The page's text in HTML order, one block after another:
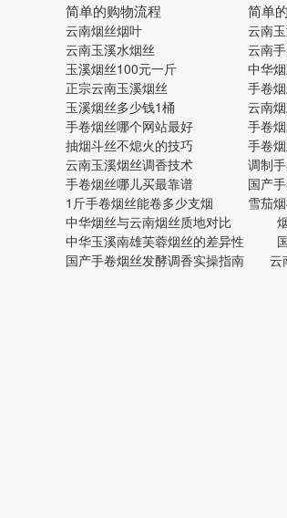
简单的购物流程
云南烟丝烟叶
云南玉溪水烟丝
玉溪烟丝100元一斤
正宗云南玉溪烟丝
玉溪烟丝多少钱1桶
手卷烟丝哪个网站最好
抽烟斗丝不熄火的技巧
云南玉溪烟丝调香技术
手卷烟丝哪儿买最靠谱
1斤手卷烟丝能卷多少支烟
中华烟丝与云南烟丝质地对比
中华玉溪南雄芙蓉烟丝的差异性
国产手卷烟丝发酵调香实操指南
简单
云南
云南
中华
手卷
云南
手卷
手卷
调制
国产
雪茄
云